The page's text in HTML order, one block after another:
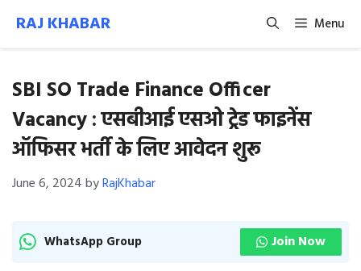
content
RAJ KHABAR Menu
SBI SO Trade Finance Officer
Vacancy : एसबीआई एसओ ट्रेड फाइनेंस
ऑफिसर भर्ती के लिए आवेदन शुरू
June 6, 2024byRajKhabar
WhatsApp Group Join Now